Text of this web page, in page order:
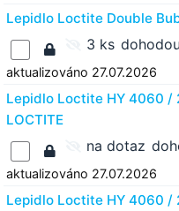
Lepidlo Loctite Double
3 ks dohodou
aktualizováno 27.07.2026
Lepidlo Loctite HY 4060
LOCTITE
na dotaz
aktualizováno 27.07.2026
Lepidlo Loctite HY 4060 /